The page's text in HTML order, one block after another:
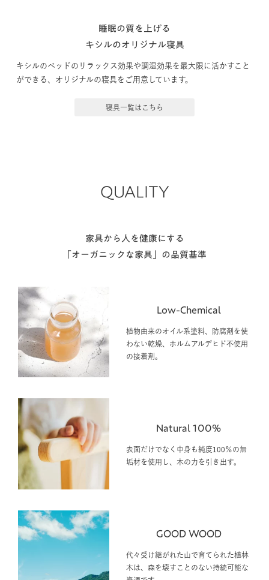
睡眠の質を上げる
キシルのオリジナル寝具
キシルのベッドのリラックス効果や調湿効果を最大限に活かすこと
ができる、オリジナルの寝具をご用意しています。
寝具一覧はこちら
QUALITY
家具から人を健康にする
「オーガニックな家具」の品質基準
Low-Chemical
植物由来のオイル系塗料、防腐剤を使
わない乾燥、ホルムアルデヒド不使用
の接着剤。
Natural 100%
表面だけでなく中身も純度100％の無
垢材を使用し、木の力を引き出す。
GOOD WOOD
代々受け継がれた山で育てられた植林
木は、森を壊すことのない持続可能な